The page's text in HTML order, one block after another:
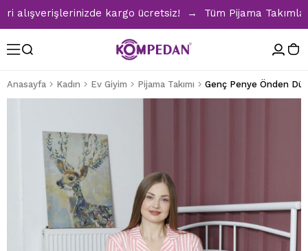
kargo ücretsiz! → Tüm Pijama
Anasayfa Kadın Ev Giyim Pijama Takımı